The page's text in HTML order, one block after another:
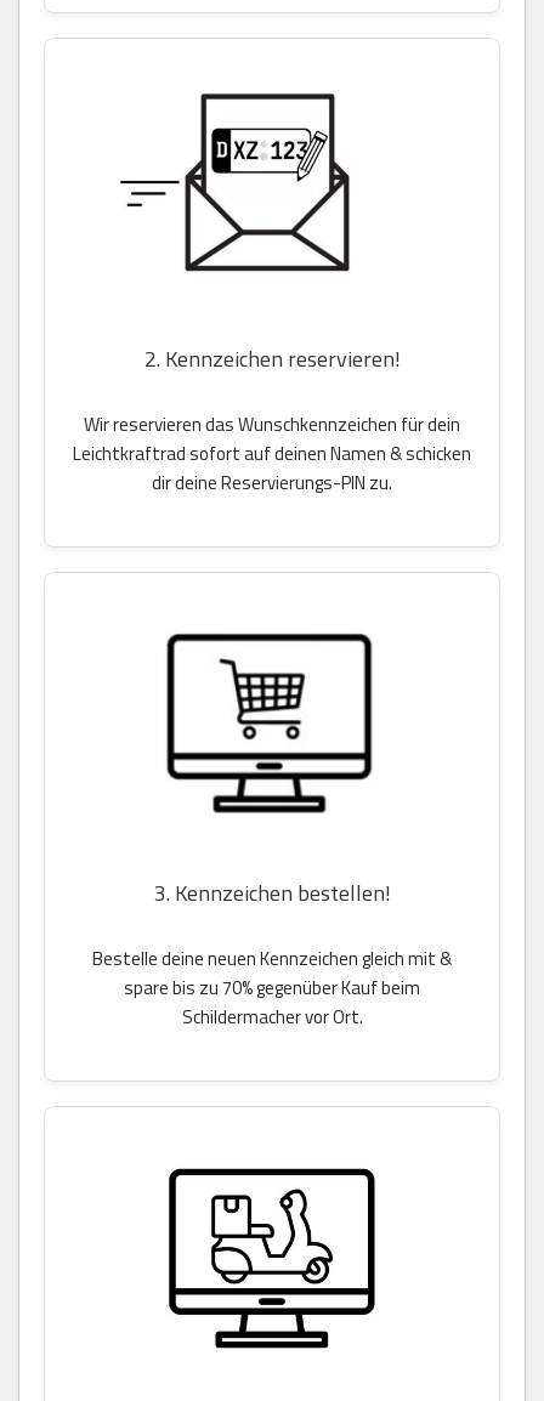
2. Kennzeichen reservieren!
Wir reservieren das Wunschkennzeichen für dein
Leichtkraftrad sofort auf deinen Namen & schicken
dir deine Reservierungs-PIN zu.
3. Kennzeichen bestellen!
Bestelle deine neuen Kennzeichen gleich mit &
spare bis zu 70% gegenüber Kauf beim
Schildermacher vor Ort.